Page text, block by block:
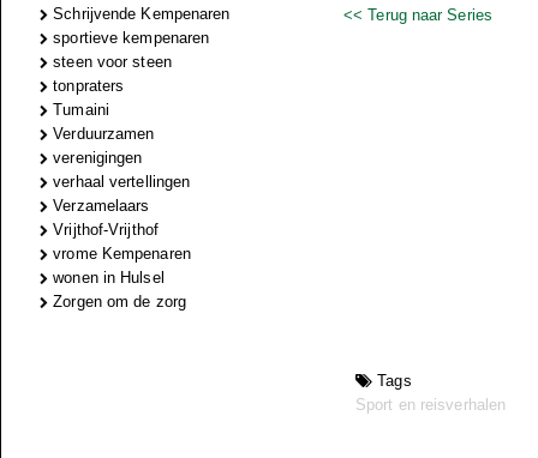
Schrijvende Kempenaren
sportieve kempenaren
steen voor steen
tonpraters
Tumaini
Verduurzamen
verenigingen
verhaal vertellingen
Verzamelaars
Vrijthof-Vrijthof
vrome Kempenaren
wonen in Hulsel
Zorgen om de zorg
<< Terug naar Series
Tags
Sport en reisverhalen